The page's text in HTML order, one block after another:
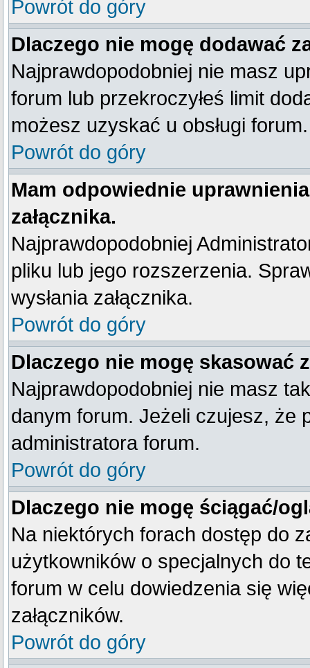
Powrót do góry
Dlaczego nie mogę dodawać
Najprawdopodobniej nie masz
forum lub przekroczyłeś limit
możesz uzyskać u obsługi forum.
Powrót do góry
Mam odpowiednie
załącznika.
Najprawdopodobniej
pliku lub jego rozszerzenia.
wysłania załącznika.
Powrót do góry
Dlaczego nie mogę skasować
Najprawdopodobniej nie masz
danym forum. Jeżeli czujesz, że
administratora forum.
Powrót do góry
Dlaczego nie mogę ściągać/
Na niektórych forach dostęp do
użytkowników o specjalnych do
forum w celu dowiedzenia się
załączników.
Powrót do góry